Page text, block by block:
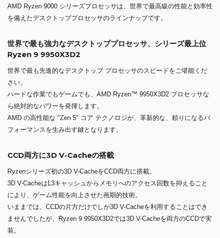
AMD Ryzen 9000 シリーズプロセッサは、世界で最高級の性能と効率性
を備えたデスクトッププロセッサのラインナップです。
世界で最も強力なデスクトッププロセッサ、シリーズ最上位
Ryzen 9 9950X3D2
世界で最も先進的なデスクトップ プロセッサのスピードをご堪能くだ
さい。
ハードな作業でもゲームでも、AMD Ryzen™ 9950X3D2 プロセッサな
ら絶対的なパワーを発揮します。
AMD の高性能な "Zen 5" コア テクノロジが、革新的な、頼りになるパ
フォーマンスを生み出す鍵となります。
CCD両方に3D V-Cacheの搭載
Ryzenシリーズ初の3D V-CacheをCCD両方に搭載。
3D V-CacheはL3キャッシュからメモリへのアクセス回数を抑えること
により、ゲーム性能を向上させた画期的技術。
いままでは、CCDの片方だけでしか3D V-Cacheを利用することはでき
ませんでしたが、Ryzen 9 9950X3D2では3D V-Cacheを両方のCCDで実
装。